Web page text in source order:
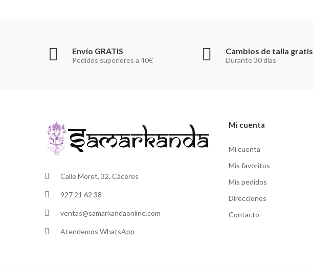
Envío GRATIS
Pedidos superiores a 40€
Cambios de talla gratis
Durante 30 días
Calle Moret, 32, Cáceres
927 21 62 38
ventas@samarkandaonline.com
Atendemos WhatsApp
Mi cuenta
Mi cuenta
Mis favoritos
Mis pedidos
Direcciones
Contacto